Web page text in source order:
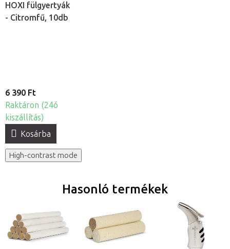
HOXI fülgyertyák
- Citromfű, 10db
6 390 Ft
Raktáron (24ó
kiszállítás)
Kosárba
High-contrast mode
Hasonló termékek